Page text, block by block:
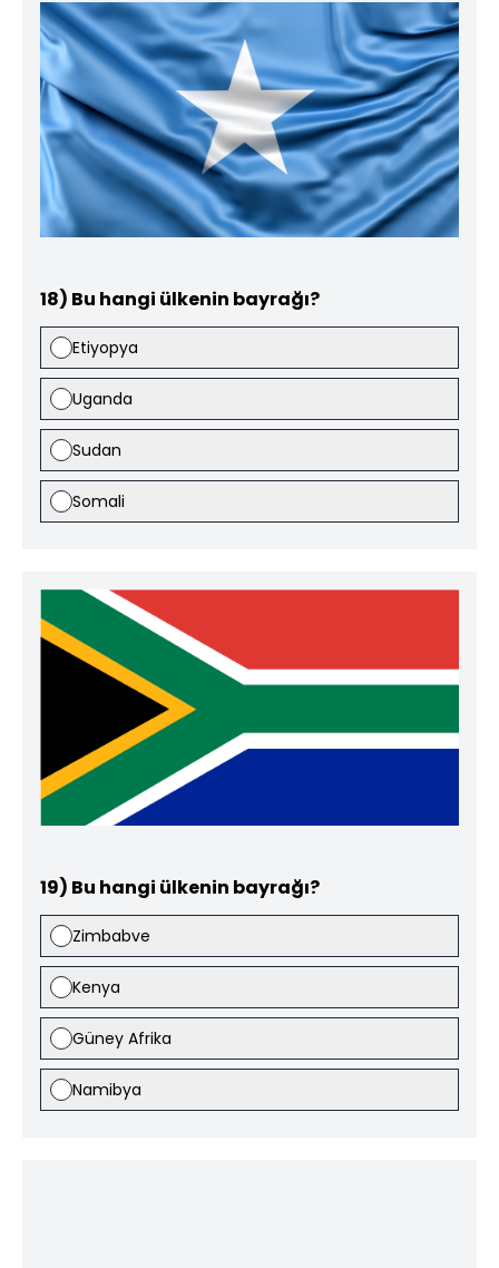
18) Bu hangi ülkenin bayrağı?
Etiyopya
Uganda
Sudan
Somali
19) Bu hangi ülkenin bayrağı?
Zimbabve
Kenya
Güney Afrika
Namibya